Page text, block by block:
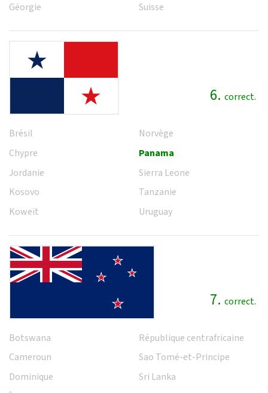
Géorgie
Suisse
6. correct.
Brésil
Chypre
Jordanie
Kosovo
Koweït
Norvège
Panama
Sierra Leone
Tanzanie
Uruguay
7. correct.
Botswana
Cameroun
Dominique
République centrafricaine
Sao Tomé-et-Principe
Sri Lanka